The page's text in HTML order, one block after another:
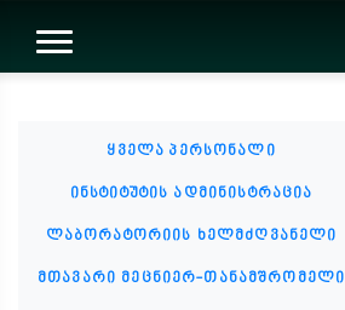
ყველა პერსონალი
ინსტიტუტის ადმინისტრაცია
ლაბორატორიის ხელმძღვანელი
მთავარი მეცნიერ-თანამშრომელი